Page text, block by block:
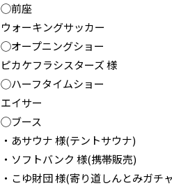
◯前座
ウォーキングサッカー
◯オープニングショー
ピカケフラシスターズ 様
◯ハーフタイムショー
エイサー
◯ブース
・あサウナ 様(テントサウナ)
・ソフトバンク 様(携帯販売)
・こゆ財団 様(寄り道しんとみガチ